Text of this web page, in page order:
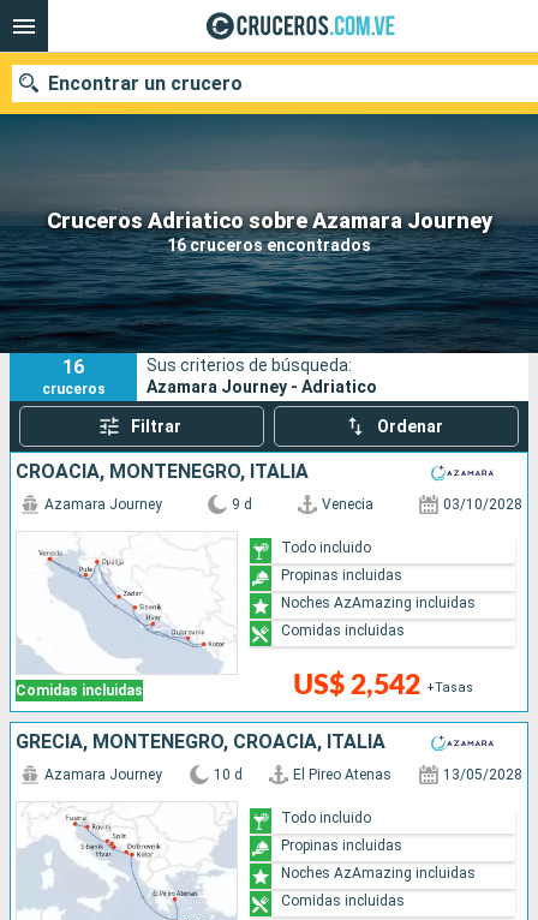
Cruceros Adriatico sobre Azamara Journey
16 cruceros encontrados
Encontrar un crucero
Nuestros destinos
Fecha de salida
Puertos Compañías
Buscar
16
cruceros
Sus criterios de búsqueda:
Azamara Journey - Adriatico
Filtrar Ordenar
CROACIA, MONTENEGRO, ITALIA
Comidas incluidas
Azamara Journey 9 d Venecia 03/10/2028
US$ 2,542 +Tasas
Todo incluido
Propinas incluidas
Noches AzAmazing incluidas
Comidas incluidas
GRECIA, MONTENEGRO, CROACIA, ITALIA
Azamara Journey 10 d El Pireo Atenas 13/05/2028
Todo incluido
Propinas incluidas
Noches AzAmazing incluidas
Comidas incluidas